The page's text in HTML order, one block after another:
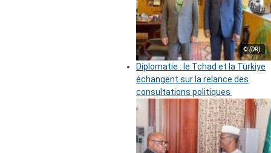
© (DR)
Diplomatie : le Tchad et la Türkiye
échangent sur la relance des
consultations politiques